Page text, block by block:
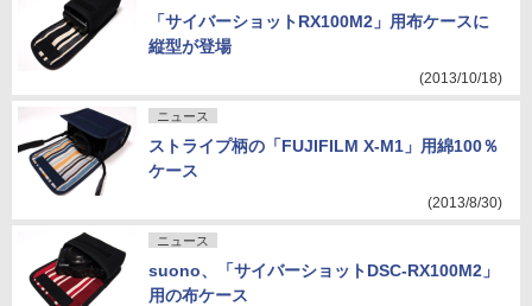
「サイバーショットRX100M2」用布ケースに
縦型が登場
(2013/10/18)
ニュース
ストライプ柄の「FUJIFILM X-M1」用綿100％
ケース
(2013/8/30)
ニュース
suono、「サイバーショットDSC-RX100M2」
用の布ケース